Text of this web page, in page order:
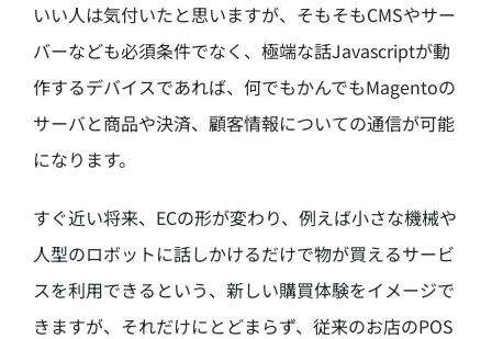
いい人は気付いたと思いますが、そもそもCMSやサー
バーなども必須条件でなく、極端な話Javascriptが動
作するデバイスであれば、何でもかんでもMagentoの
サーバと商品や決済、顧客情報についての通信が可能
になります。
すぐ近い将来、ECの形が変わり、例えば小さな機械や
人型のロボットに話しかけるだけで物が買えるサービ
スを利用できるという、新しい購買体験をイメージで
きますが、それだけにとどまらず、従来のお店のPOS